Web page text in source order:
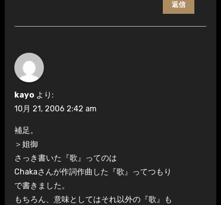
返信
kayo より:
10月 21, 2006 2:42 am
補足。
＞姐御
さっき書いた『歌』ってのは
Chakaさんが作詞作曲した『歌』ってつもり
で書きました。
もちろん、意味としてはそれ以外の『歌』も